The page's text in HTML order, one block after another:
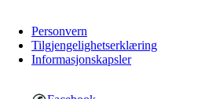
Personvern
Tilgjengelighetserklæring
Informasjonskapsler